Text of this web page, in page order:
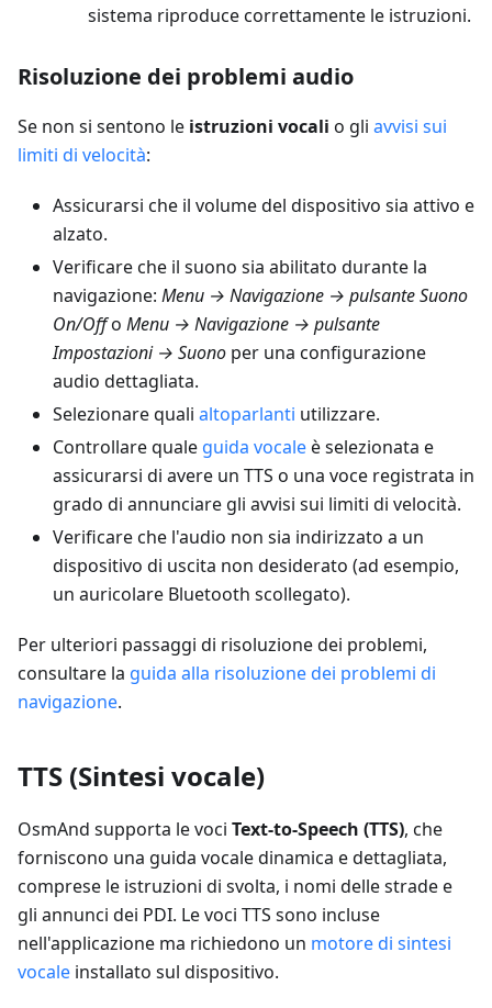
sistema riproduce correttamente le istruzioni.
Risoluzione dei problemi audio
Se non si sentono le istruzioni vocali o gli avvisi sui
limiti di velocità:
Assicurarsi che il volume del dispositivo sia attivo e
alzato.
Verificare che il suono sia abilitato durante la
navigazione: Menu → Navigazione → pulsante Suono
On/Offo Menu → Navigazione → pulsante
Impostazioni → Suono per una configurazione
audio dettagliata.
Selezionare quali altoparlanti utilizzare.
Controllare quale guida vocaleè selezionata e
assicurarsi di avere un TTS o una voce registrata in
grado di annunciare gli avvisi sui limiti di velocità.
Verificare che l'audio non sia indirizzato a un
dispositivo di uscita non desiderato (ad esempio,
un auricolare Bluetooth scollegato).
Per ulteriori passaggi di risoluzione dei problemi,
consultare la guida alla risoluzione dei problemi di
navigazione.
TTS (Sintesi vocale)
OsmAnd supporta le voci Text-to-Speech (TTS), che
forniscono una guida vocale dinamica e dettagliata,
comprese le istruzioni di svolta, i nomi delle strade e
gli annunci dei PDI. Le voci TTS sono incluse
nell'applicazione ma richiedono un motore di sintesi
vocale installato sul dispositivo.